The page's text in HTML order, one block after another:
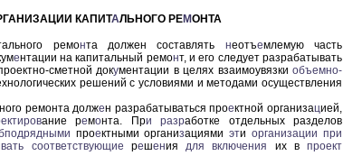
КАПИТАЛЬНОГО РЕМОНТА
ремонта должен составлять неотъемлемую часть
ентации на капитальный ремонт, и его следует разрабатывать
сметной документации в целях взаимоувязкиобъемно-
решений с условиями и методами осуществления
ремонта должен разрабатываться проектной организацией,
ание ремонта. При разработке отдельных разделов
проектными организациямиэтиорганизации при
соответствующие решениядля включения их впроект